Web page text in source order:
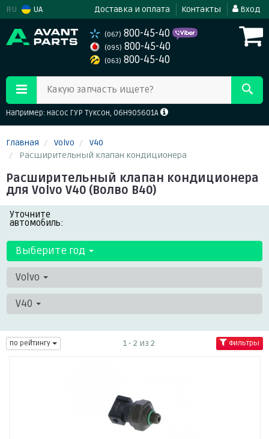
RU UA Доставка и оплата Контакты Вход
(067) 800-45-40
(095) 800-45-40
(063) 800-45-40
Какую запчасть ищете?
Например: насос ГУР Туксон, 06H905601A
Главная Volvo
V40
Расширительный клапан кондиционера
Расширительный клапан кондиционера
для Volvo V40 (Волво В40)
Уточните
автомобиль:
Выберите год
Volvo
V40
по рейтингу 1 - 2 из 2 Фильтры